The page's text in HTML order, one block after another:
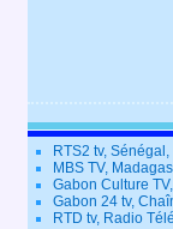
RTS2 tv, Sénégal,
MBS TV,
Gabon Culture
Gabon 24 tv,
RTD tv, Radio